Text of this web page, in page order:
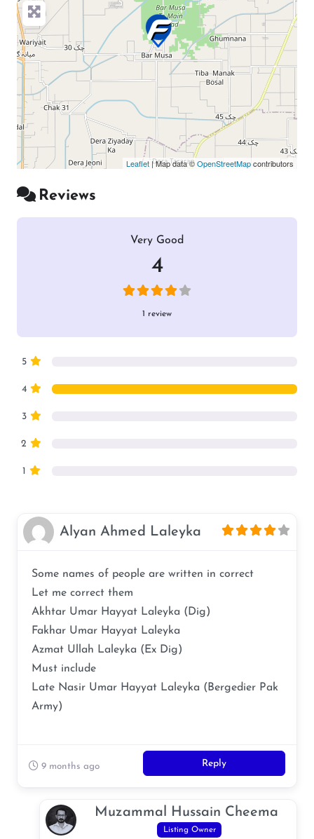
Leaflet | Map data ©OpenStreetMapcontributors
Reviews
Very Good
4
1 review
5
4
3
2
1
Alyan Ahmed Laleyka
Some names of people are written in correct
Let me correct them
Akhtar Umar Hayyat Laleyka (Dig)
Fakhar Umar Hayyat Laleyka
Azmat Ullah Laleyka (Ex Dig)
Must include
Late Nasir Umar Hayyat Laleyka (Bergedier Pak
Army)
9 months ago Reply
Muzammal Hussain Cheema
Listing Owner